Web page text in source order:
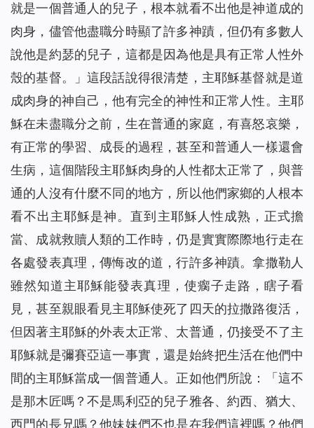
就是一個普通人的兒子，根本就看不出他是神道成的
肉身，儘管他盡職分時顯了許多神蹟，但仍有多數人
說他是約瑟的兒子，這都是因為他是具有正常人性外
殼的基督。
」這段話說得很清楚，主耶穌基督就是道
成肉身的神自己，他有完全的神性和正常人性。主耶
穌在未盡職分之前，生在普通的家庭，有喜怒哀樂，
有正常的學習、成長的過程，甚至和普通人一樣還會
生病，這個階段主耶穌肉身的人性都太正常了，與普
通的人沒有什麼不同的地方，所以他們家鄉的人根本
看不出主耶穌是神。直到主耶穌人性成熟，正式擔
當、成就救贖人類的工作時，仍是實實際際地行走在
各處發表真理，傳悔改的道，行許多神蹟。拿撒勒人
雖然知道主耶穌能發表真理，使瘸子走路，瞎子看
見，甚至親眼看見主耶穌使死了四天的拉撒路復活，
但因著主耶穌的外表太正常、太普通，仍接受不了主
耶穌就是彌賽亞這一事實，還是始終把生活在他們中
間的主耶穌當成一個普通人。正如他們所說：「這不
是那木匠嗎？不是馬利亞的兒子雅各、約西、猶大、
西門的長兄嗎？他妹妹們不也是在我們這裡嗎？他們